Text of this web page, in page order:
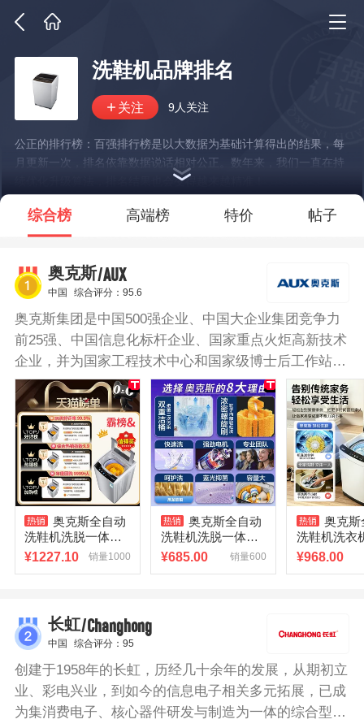
洗鞋机品牌排名
9人关注
公正的排行榜：百强排行榜是以大数据为基础计算得出的结果，每
月更新一次，排名依靠数据说话相对公正。数年来，我们一直在持
续优化升级算法，排名结果也会变得越来越精准！
*说明：仅展示部分数据
综合榜 高端榜 特价 帖子
奥克斯/AUX
中国 综合评分：95.6
奥克斯集团是中国500强企业、中国大企业集团竞争力
前25强、中国信息化标杆企业、国家重点火炬高新技术
企业，并为国家工程技术中心和国家级博士后工作站的
常设单位，在宁波、上海、深圳、南昌建立了四大研究
院；拥有“三星”和“奥克斯”两项跨行业的中国驰名商标
和2个中国名牌产品。公司产业涵盖电力、家电、通
讯、地产、医疗、投资六大领域，在宁波、南昌、上
海、天津、深圳、东莞等地建有七大产业基地。奥克斯
洗鞋机采用特质尼龙毛刷，深入纤维内部，360°全方位
清洁，刷起鞋来不伤鞋更放心；同时内配置蓝光灯，洗
鞋的同时360°蓝光抑菌，10分钟鞋子焕然一新，清洁效
果十分惊艳；机身采用的是全新PP塑料，拒绝致癌回
生料；机身小巧，不占地，可摆放在厨房，卫生间，客
奥克斯全自动
洗鞋机洗脱一体家
用小型带热烘干壁
¥1227.10 销量1000
奥克斯全自动
洗鞋机洗脱一体家
用小型烘干洗鞋神
¥685.00 销量600
奥克斯
洗鞋机洗衣
热烘干洗脱
¥968.00
长虹/Changhong
中国 综合评分：95
创建于1958年的长虹，历经几十余年的发展，从期初立
业、彩电兴业，到如今的信息电子相关多元拓展，已成
为集消费电子、核心器件研发与制造为一体的综合型跨